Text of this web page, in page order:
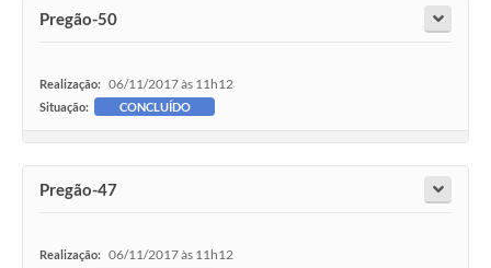
Pregão-50
Realização: 06/11/2017 às 11h12
Situação: CONCLUÍDO
Pregão-47
Realização: 06/11/2017 às 11h12